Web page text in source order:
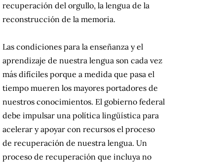
recuperación del orgullo, la lengua de la
reconstrucción de la memoria.
Las condiciones para la enseñanza y el
aprendizaje de nuestra lengua son cada vez
más difíciles porque a medida que pasa el
tiempo mueren los mayores portadores de
nuestros conocimientos. El gobierno federal
debe impulsar una política lingüística para
acelerar y apoyar con recursos el proceso
de recuperación de nuestra lengua. Un
proceso de recuperación que incluya no